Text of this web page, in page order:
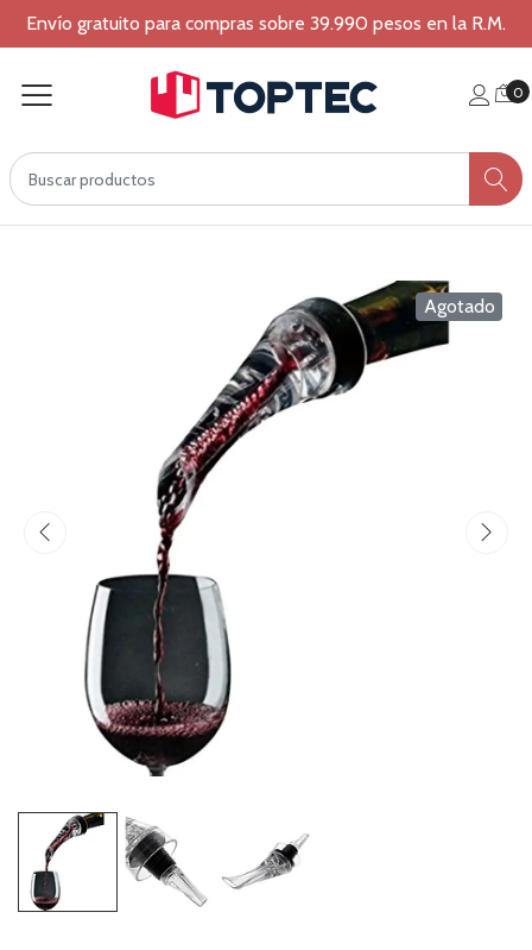
Envío gratuito para compras sobre 39.990 pesos en la R.M.
0
Agotado